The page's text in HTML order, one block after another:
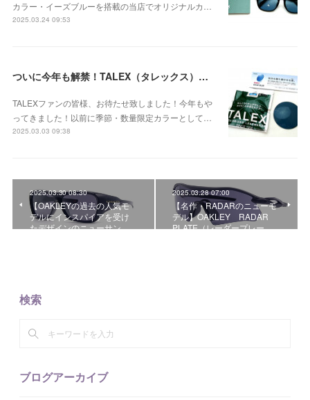
カラー・イーズブルーを搭載の当店でオリジナルカ…
2025.03.24 09:53
ついに今年も解禁！TALEX（タレックス）の季節・数量限定カラー「EASE BLUE（イーズブルー）」の受注開始のお知らせ！
TALEXファンの皆様、お待たせ致しました！今年もや
ってきました！以前に季節・数量限定カラーとして…
2025.03.03 09:38
2025.03.30 08:30
【OAKLEYの過去の人気モ
デルにインスパイアを受け
たデザインのニューサン…
2025.03.28 07:00
【名作・RADARのニューモ
デル】OAKLEY RADAR
PLATE（レーダープレー…
検索
ブログアーカイブ